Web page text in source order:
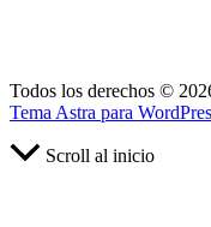
Todos los derechos ©
Tema Astra para
Scroll al inicio